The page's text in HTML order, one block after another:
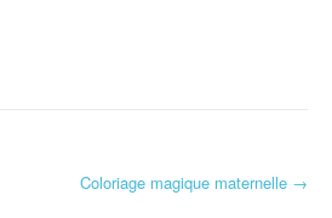
Coloriage magique maternelle →